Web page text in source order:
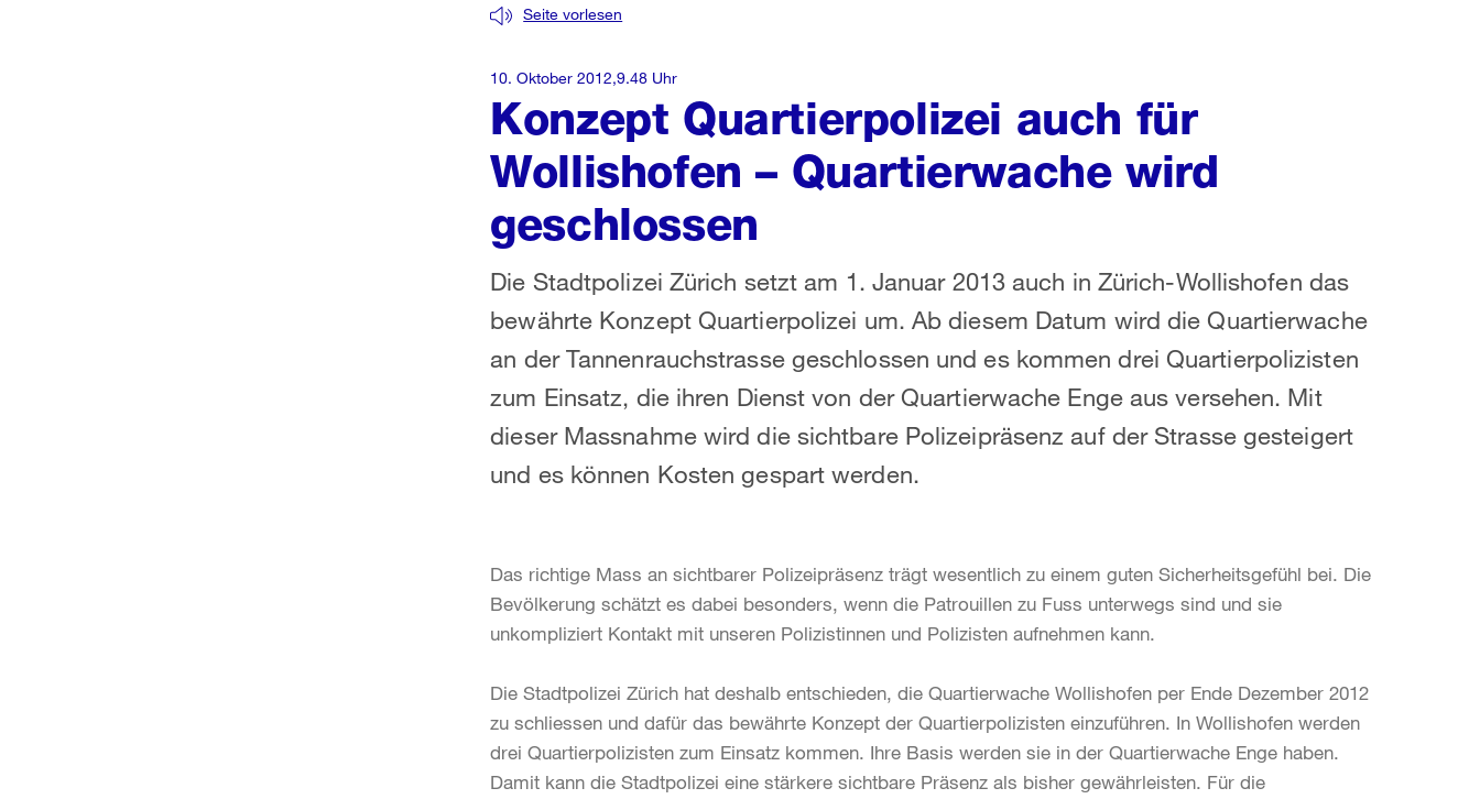
Konzept Quartierpolizei auch für
Wollishofen – Quartierwache wird
geschlossen
Seite vorlesen
Die Stadtpolizei Zürich setzt am 1. Januar 2013 auch in Zürich-Wollishofen das
bewährte Konzept Quartierpolizei um. Ab diesem Datum wird die Quartierwache
an der Tannenrauchstrasse geschlossen und es kommen drei Quartierpolizisten
zum Einsatz, die ihren Dienst von der Quartierwache Enge aus versehen. Mit
dieser Massnahme wird die sichtbare Polizeipräsenz auf der Strasse gesteigert
und es können Kosten gespart werden.
10. Oktober 2012,9.48 Uhr
Das richtige Mass an sichtbarer Polizeipräsenz trägt wesentlich zu einem guten Sicherheitsgefühl bei. Die
Bevölkerung schätzt es dabei besonders, wenn die Patrouillen zu Fuss unterwegs sind und sie
unkompliziert Kontakt mit unseren Polizistinnen und Polizisten aufnehmen kann.
Die Stadtpolizei Zürich hat deshalb entschieden, die Quartierwache Wollishofen per Ende Dezember 2012
zu schliessen und dafür das bewährte Konzept der Quartierpolizisten einzuführen. In Wollishofen werden
drei Quartierpolizisten zum Einsatz kommen. Ihre Basis werden sie in der Quartierwache Enge haben.
Damit kann die Stadtpolizei eine stärkere sichtbare Präsenz als bisher gewährleisten. Für die